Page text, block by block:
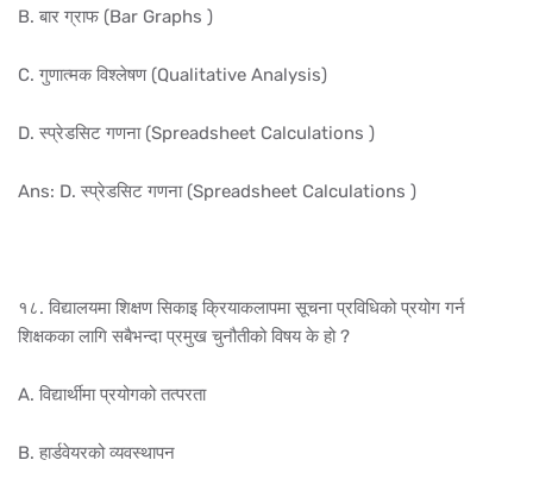
B. बार ग्राफ (Bar Graphs )
C. गुणात्मक विश्लेषण (Qualitative Analysis)
D. स्प्रेडसिट गणना (Spreadsheet Calculations )
Ans: D. स्प्रेडसिट गणना (Spreadsheet Calculations )
१८. विद्यालयमा शिक्षण सिकाइ क्रियाकलापमा सूचना प्रविधिको प्रयोग गर्न
शिक्षकका लागि सबैभन्दा प्रमुख चुनौतीको विषय के हो ?
A. विद्यार्थीमा प्रयोगको तत्परता
B. हार्डवेयरको व्यवस्थापन